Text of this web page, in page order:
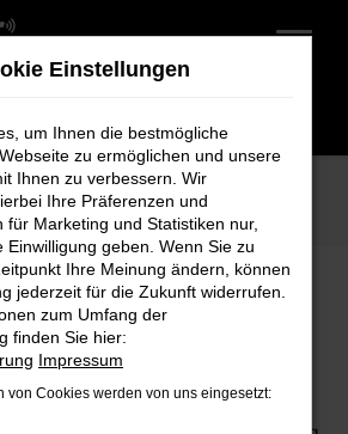
Audi
Audi A4 Fahrzeuge bei Schmidt +
bei Schmidt +
perfekte Wahl für alle in
zuverlässiges und modernes
Einstellungen
um Ihnen die bestmögliche
zu ermöglichen und unsere
Ihnen zu verbessern. Wir
Ihre Präferenzen und
für Marketing und Statistiken nur,
Einwilligung geben. Wenn Sie zu
Ihre Meinung ändern, können
jederzeit für die Zukunft widerrufen.
zum Umfang der
finden Sie hier:
Impressum
von Cookies werden von uns eingesetzt: